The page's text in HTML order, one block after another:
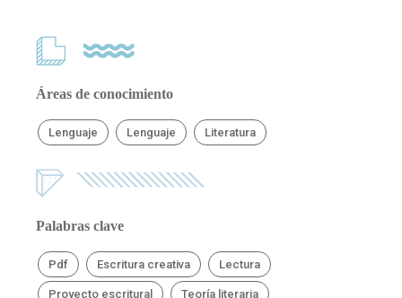
Áreas de conocimiento
Lenguaje Lenguaje Literatura
Palabras clave
Pdf Escritura creativa Lectura
Proyecto escritural Teoría literaria